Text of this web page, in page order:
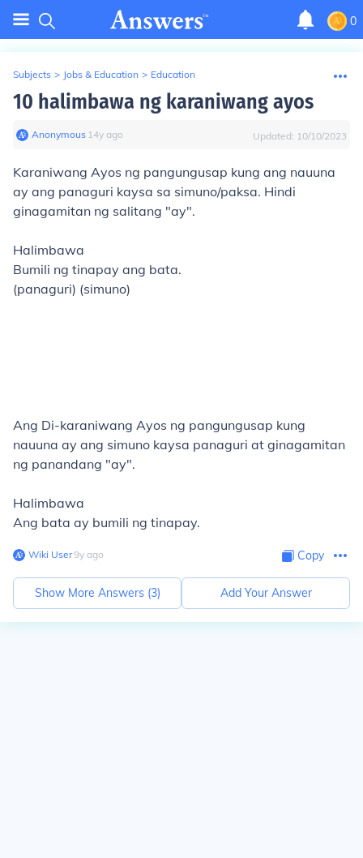
0
Subjects > Jobs & Education > Education
10 halimbawa ng karaniwang ayos
Anonymous∙ 14y ago Updated: 10/10/2023
Karaniwang Ayos ng pangungusap kung ang nauuna
ay ang panaguri kaysa sa simuno/paksa. Hindi
ginagamitan ng salitang "ay".
Halimbawa
Bumili ng tinapay ang bata.
(panaguri) (simuno)
Ang Di-karaniwang Ayos ng pangungusap kung
nauuna ay ang simuno kaysa panaguri at ginagamitan
ng panandang "ay".
Halimbawa
Ang bata ay bumili ng tinapay.
Wiki User∙9y ago Copy
Show More Answers (3) Add Your Answer